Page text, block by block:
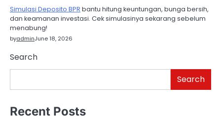
Simulasi Deposito BPR bantu hitung keuntungan, bunga bersih,
dan keamanan investasi. Cek simulasinya sekarang sebelum
menabung!
byadminJune 18, 2026
Search
Search
Recent Posts